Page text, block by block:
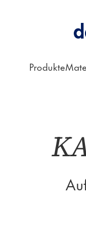
Produkte